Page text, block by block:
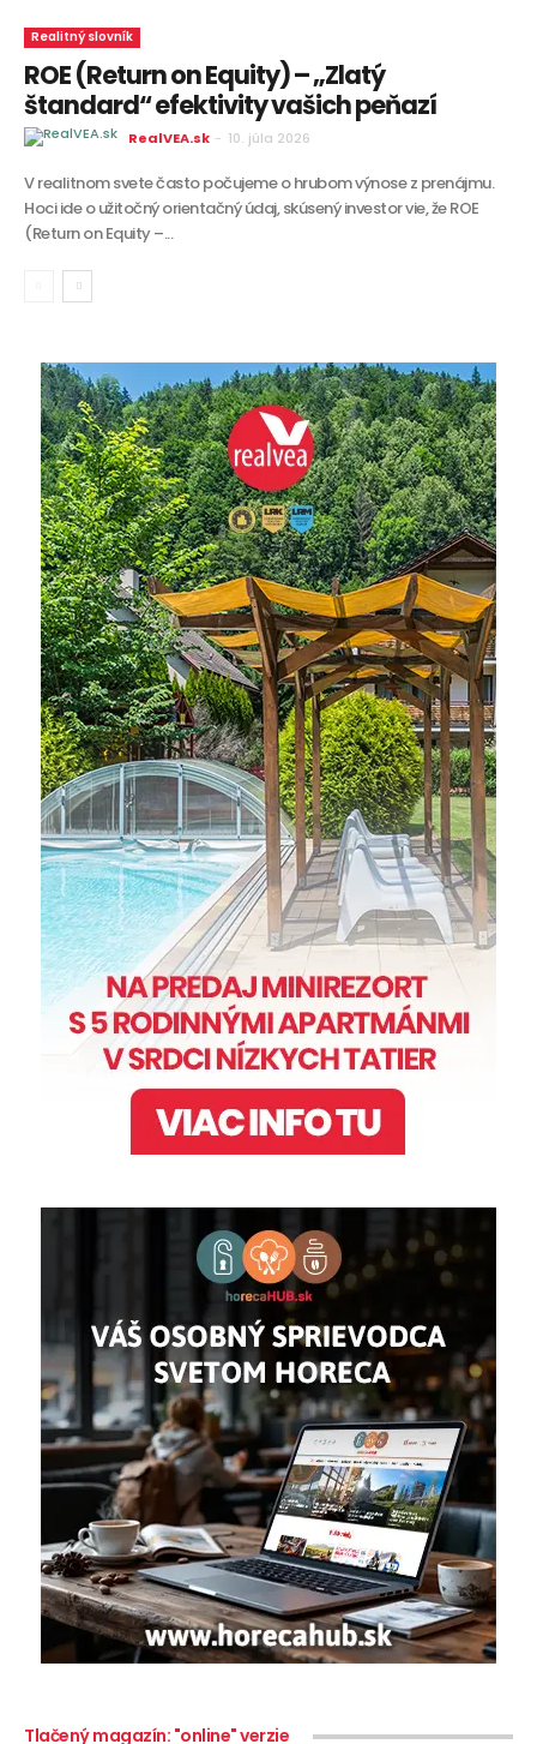
Realitný slovník
ROE (Return on Equity) – „Zlatý
štandard“ efektivity vašich peňazí
RealVEA.sk - 10. júla 2026
V realitnom svete často počujeme o hrubom výnose z prenájmu.
Hoci ide o užitočný orientačný údaj, skúsený investor vie, že ROE
(Return on Equity –...
Tlačený magazín: "online" verzie